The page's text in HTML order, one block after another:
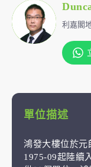
利嘉閣
單位描述
鴻發大樓位於元
1975-09起陸續